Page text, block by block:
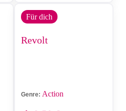
Für dich
Revolt
Genre: Action